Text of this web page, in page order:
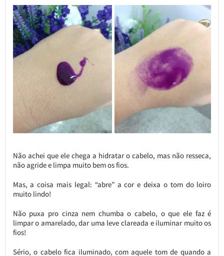
Não achei que ele chega a hidratar o cabelo, mas não resseca,
não agride e limpa muito bem os fios.
Mas, a coisa mais legal: “abre” a cor e deixa o tom do loiro
muito lindo!
Não puxa pro cinza nem chumba o cabelo, o que ele faz é
limpar o amarelado, dar uma leve clareada e iluminar muito os
fios!
Sério, o cabelo fica iluminado, com aquele tom de quando a